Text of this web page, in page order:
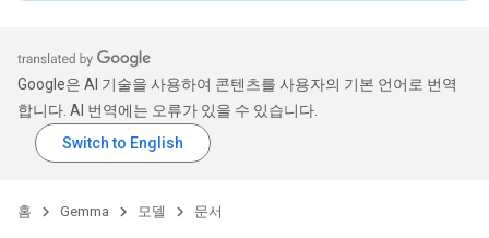
Google은 AI 기술을 사용하여 콘텐츠를 사용자의 기본 언어로 번역
합니다. AI 번역에는 오류가 있을 수 있습니다.
홈 Gemma 모델 문서